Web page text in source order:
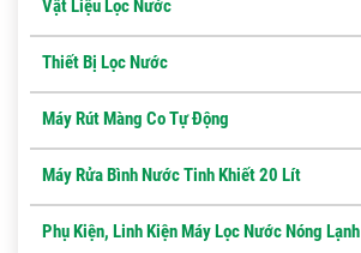
Vật Liệu Lọc Nước
Thiết Bị Lọc Nước
Máy Rút Màng Co Tự Động
Máy Rửa Bình Nước Tinh Khiết 20 Lít
Phụ Kiện, Linh Kiện Máy Lọc Nước Nóng Lạnh